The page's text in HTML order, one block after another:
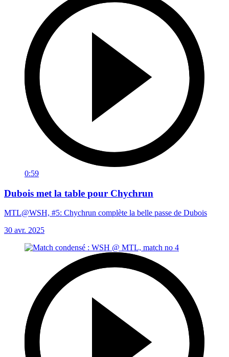
0:59
Dubois met la table pour Chychrun
MTL@WSH, #5: Chychrun complète la belle passe de Dubois
30 avr. 2025